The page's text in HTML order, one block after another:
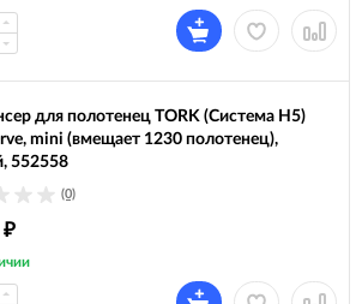
для полотенец TORK (Система H5)
mini (вмещает 1230 полотенец),
552558
(0)
₽